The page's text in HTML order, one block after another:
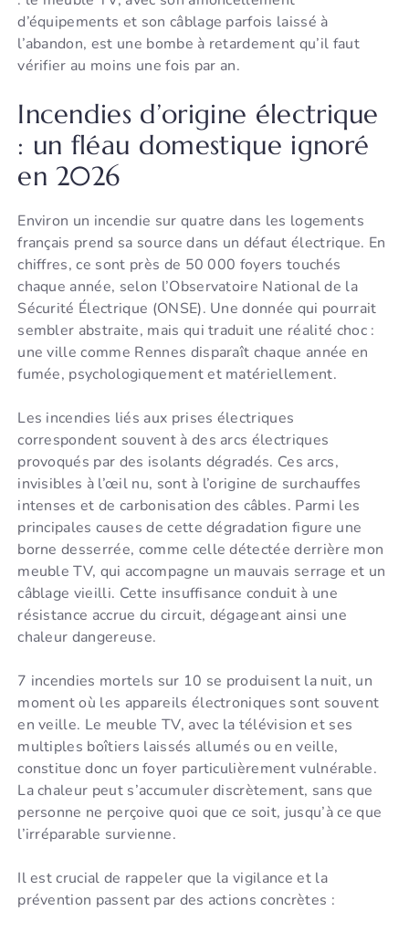
d’équipements et son câblage parfois laissé à
l’abandon, est une bombe à retardement qu’il faut
vérifier au moins une fois par an.
Incendies d’origine électrique
: un fléau domestique ignoré
en 2026
Environ un incendie sur quatre dans les logements
français prend sa source dans un défaut électrique. En
chiffres, ce sont près de 50 000 foyers touchés
chaque année, selon l’Observatoire National de la
Sécurité Électrique (ONSE). Une donnée qui pourrait
sembler abstraite, mais qui traduit une réalité choc :
une ville comme Rennes disparaît chaque année en
fumée, psychologiquement et matériellement.
Les incendies liés aux prises électriques
correspondent souvent à des arcs électriques
provoqués par des isolants dégradés. Ces arcs,
invisibles à l’œil nu, sont à l’origine de surchauffes
intenses et de carbonisation des câbles. Parmi les
principales causes de cette dégradation figure une
borne desserrée, comme celle détectée derrière mon
meuble TV, qui accompagne un mauvais serrage et un
câblage vieilli. Cette insuffisance conduit à une
résistance accrue du circuit, dégageant ainsi une
chaleur dangereuse.
7 incendies mortels sur 10 se produisent la nuit, un
moment où les appareils électroniques sont souvent
en veille. Le meuble TV, avec la télévision et ses
multiples boîtiers laissés allumés ou en veille,
constitue donc un foyer particulièrement vulnérable.
La chaleur peut s’accumuler discrètement, sans que
personne ne perçoive quoi que ce soit, jusqu’à ce que
l’irréparable survienne.
Il est crucial de rappeler que la vigilance et la
prévention passent par des actions concrètes :